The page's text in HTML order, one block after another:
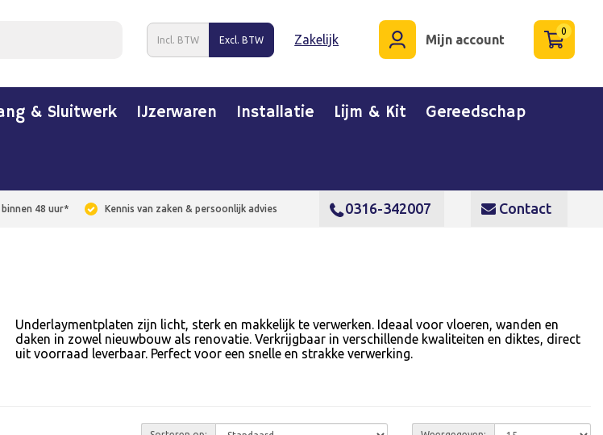
Incl. BTW Excl. BTW Zakelijk Mijn account
0
& Sluitwerk IJzerwaren Installatie Lijm & Kit Gereedschap
48 uur* Kennis van zaken & persoonlijk advies 0316-342007 Contact
Underlaymentplaten zijn licht, sterk en makkelijk te verwerken. Ideaal voor vloeren, wanden en
daken in zowel nieuwbouw als renovatie. Verkrijgbaar in verschillende kwaliteiten en diktes, direct
uit voorraad leverbaar. Perfect voor een snelle en strakke verwerking.